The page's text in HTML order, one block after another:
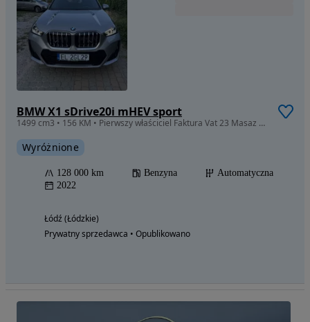
BMW X1 sDrive20i mHEV sport
1499 cm3 • 156 KM • Pierwszy właściciel Faktura Vat 23 Masaz Harman Kardon Salon Polski
Wyróżnione
128 000 km Benzyna
Automatyczna
2022
Łódź (Łódzkie)
Prywatny sprzedawca • Opublikowano